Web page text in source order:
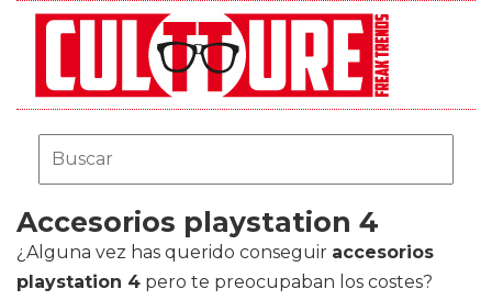
Accesorios playstation 4
¿Alguna vez has querido conseguir accesorios
playstation 4 pero te preocupaban los costes?